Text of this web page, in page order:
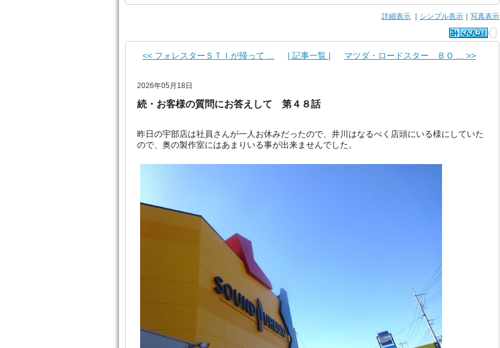
詳細表示 シンプル表示 写真表示
<< フォレスターＳＴＩが帰って ... | 記事一覧 | マツダ・ロードスター ＢＯ ... >>
2026年05月18日
続・お客様の質問にお答えして 第４８話
昨日の宇部店は社員さんが一人お休みだったので、井川はなるべく店頭にいる様にしていた
ので、奥の製作室にはあまりいる事が出来ませんでした。